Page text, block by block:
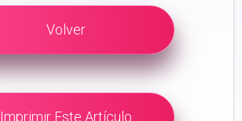
Volver
Imprimir Este Artículo